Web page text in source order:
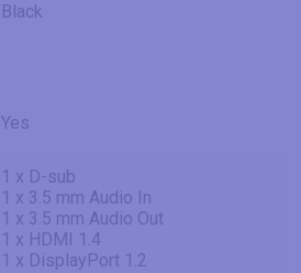
Black
Yes
1 x D-sub
1 x 3.5 mm Audio In
1 x 3.5 mm Audio Out
1 x HDMI 1.4
1 x DisplayPort 1.2